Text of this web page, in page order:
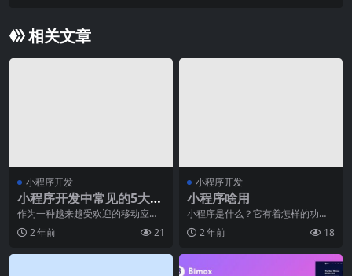
相关文章
小程序开发
小程序开发中常见的5大问
题及解决方案
作为一种越来越受欢迎的移动应用
开发方式，小程序在市场中的竞争
也越来越激烈。然而，
2 年前 21
小程序开发
小程序啥用
小程序是什么？它有着怎样的功能
和优势？在如今移动互联网高速发
展的时代，小程序成为
2 年前 18